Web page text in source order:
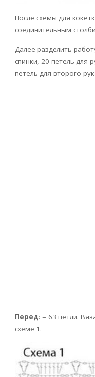
После схемы для
соединительным
Далее разделить
спинки, 20 петель для
петель для второго
Перед: = 63 петли.
схеме 1.